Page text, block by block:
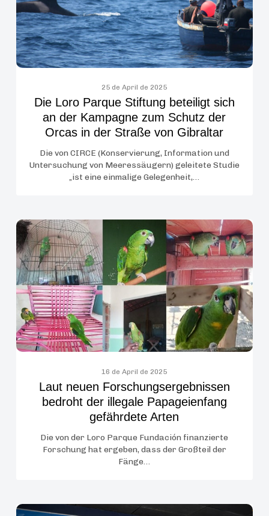
an
der
Kampagne
zum
Schutz
der
Orcas
in
der
Straße
von
Gibraltar
25 de April de 2025
Die Loro Parque Stiftung beteiligt sich
an der Kampagne zum Schutz der
Orcas in der Straße von Gibraltar
Die von CIRCE (Konservierung, Information und
Untersuchung von Meeressäugern) geleitete Studie
„ist eine einmalige Gelegenheit,…
Laut
neuen
Forschungsergebnissen
bedroht
der
illegale
Papageienfang
gefährdete
Arten
16 de April de 2025
Laut neuen Forschungsergebnissen
bedroht der illegale Papageienfang
gefährdete Arten
Die von der Loro Parque Fundación finanzierte
Forschung hat ergeben, dass der Großteil der
Fänge…
Loro